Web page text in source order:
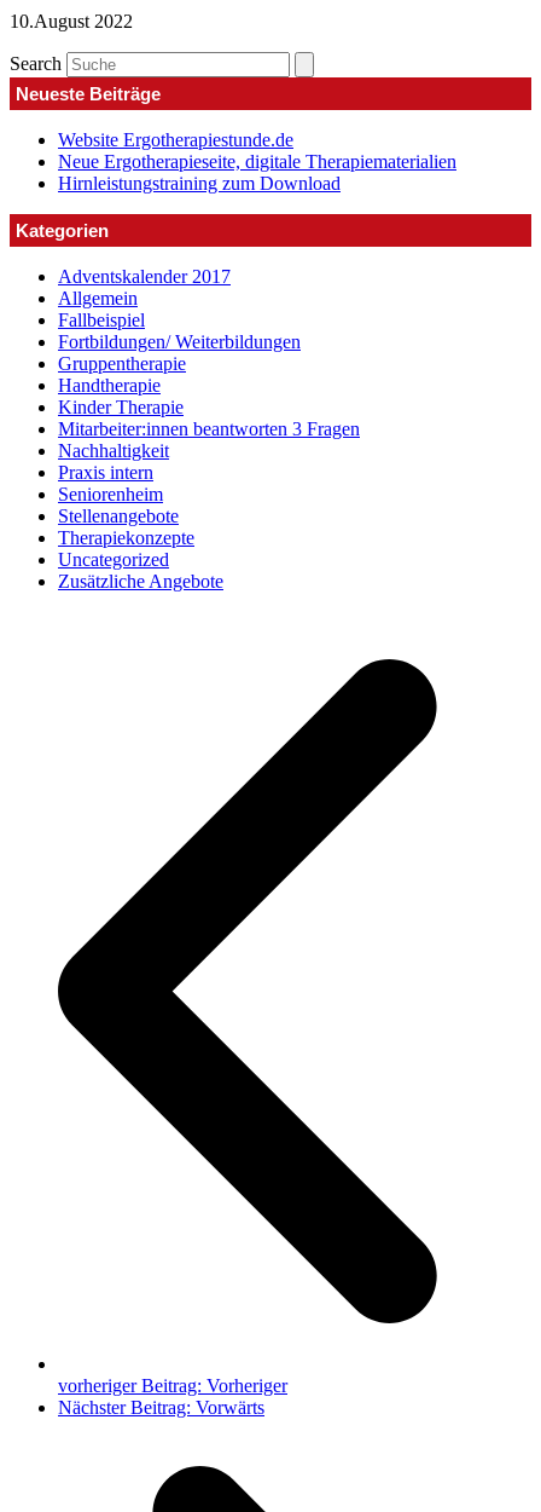
10.August 2022
Search
Neueste Beiträge
Website Ergotherapiestunde.de
Neue Ergotherapieseite, digitale Therapiematerialien
Hirnleistungstraining zum Download
Kategorien
Adventskalender 2017
Allgemein
Fallbeispiel
Fortbildungen/ Weiterbildungen
Gruppentherapie
Handtherapie
Kinder Therapie
Mitarbeiter:innen beantworten 3 Fragen
Nachhaltigkeit
Praxis intern
Seniorenheim
Stellenangebote
Therapiekonzepte
Uncategorized
Zusätzliche Angebote
vorheriger Beitrag: Vorheriger
Nächster Beitrag: Vorwärts